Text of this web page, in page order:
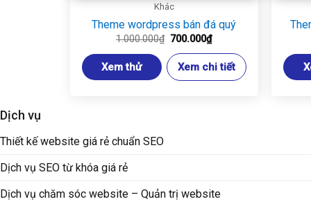
Khác
Theme wordpress bán đá quý
1.000.000₫ Giá
là:
1.000.000₫.
700.000₫Giá
hiện
tại
là:
700.000₫.
Xem thử Xem chi tiết
Dịch vụ
Thiết kế website giá rẻ chuẩn SEO
Dịch vụ SEO từ khóa giá rẻ
Dịch vụ chăm sóc website – Quản trị website